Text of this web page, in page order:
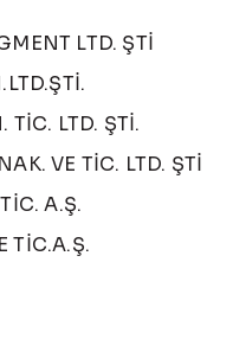
LTD. ŞTİ
TİC. LTD. ŞTİ.
VE TİC. LTD. ŞTİ
A.Ş.
TİC.A.Ş.